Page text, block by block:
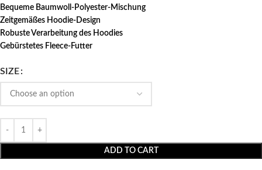
Bequeme Baumwoll-Polyester-Mischung
Zeitgemäßes Hoodie-Design
Robuste Verarbeitung des Hoodies
Gebürstetes Fleece-Futter
SIZE
ADD TO CART